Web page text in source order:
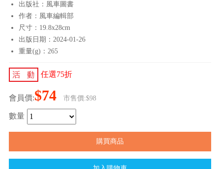
出版社：風車圖書
作者：風車編輯部
尺寸：19.8x28cm
出版日期：2024-01-26
重量(g)：265
任選75折
會員價:$74 市售價:$98
數量